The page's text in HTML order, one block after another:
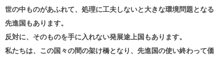
世の中ものがあふれて、処理に工夫しないと大きな環境問題となる
先進国もあります。
反対に、そのものを手に入れない発展途上国もあります。
私たちは、この国々の間の架け橋となり、先進国の使い終わって価